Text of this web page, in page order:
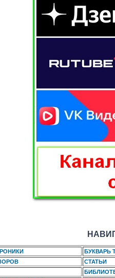
БУКВАРЬ
СТАТЬИ